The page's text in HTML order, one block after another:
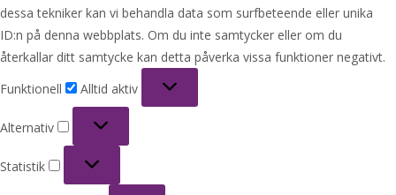
dessa tekniker kan vi behandla data som surfbeteende eller unika
ID:n på denna webbplats. Om du inte samtycker eller om du
återkallar ditt samtycke kan detta påverka vissa funktioner negativt.
Funktionell
Alltid aktiv
Alternativ
Statistik